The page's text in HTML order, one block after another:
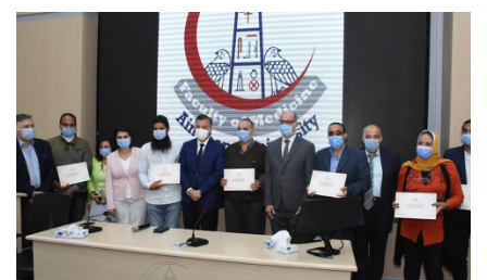
الأنظمة الذكية
تواصل معنا
الطلاب
هيئة التدريس